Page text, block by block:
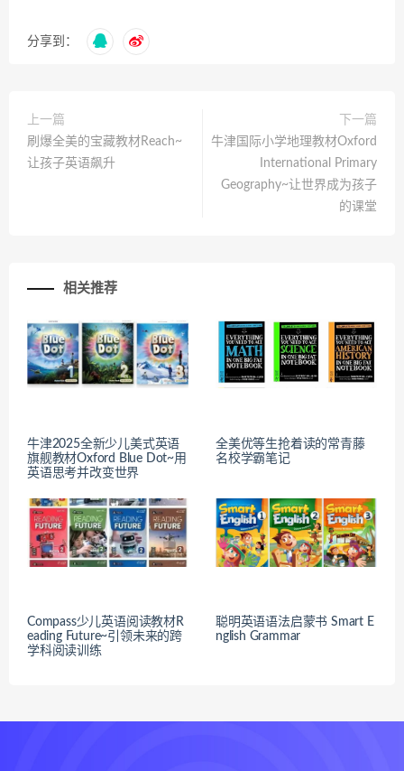
分享到：
上一篇
刷爆全美的宝藏教材Reach~
让孩子英语飙升
下一篇
牛津国际小学地理教材Oxford
International Primary
Geography~让世界成为孩子
的课堂
相关推荐
牛津2025全新少儿美式英语
旗舰教材Oxford Blue Dot~用
英语思考并改变世界
全美优等生抢着读的常青藤
名校学霸笔记
Compass少儿英语阅读教材R
eading Future~引领未来的跨
学科阅读训练
聪明英语语法启蒙书 Smart E
nglish Grammar